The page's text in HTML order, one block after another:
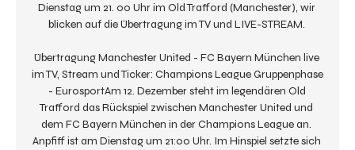
Dienstag um 21. 00 Uhr im Old Trafford (Manchester), wir
blicken auf die Übertragung im TV und LIVE-STREAM.
Übertragung Manchester United - FC Bayern München live
im TV, Stream und Ticker: Champions League Gruppenphase
- EurosportAm 12. Dezember steht im legendären Old
Trafford das Rückspiel zwischen Manchester United und
dem FC Bayern München in der Champions League an.
Anpfiff ist am Dienstag um 21:00 Uhr. Im Hinspiel setzte sich